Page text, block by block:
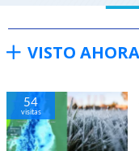
VISTO AHORA
54
visitas